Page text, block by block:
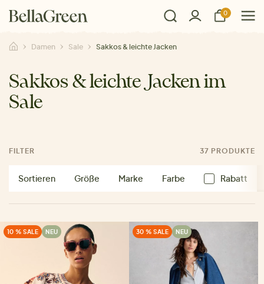
0
Damen Sale Sakkos & leichte Jacken
Sakkos & leichte Jacken im
Sale
FILTER 37 PRODUKTE
Sortieren Größe Marke Farbe Rabatt
10 % SALE NEU 30 % SALE NEU